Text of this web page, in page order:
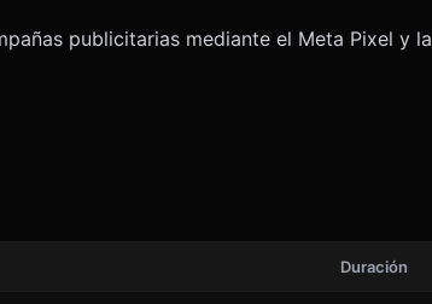
publicitarias mediante el Meta Pixel y la
Duración